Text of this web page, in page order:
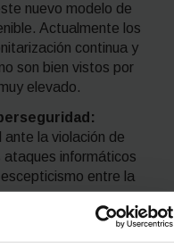
nuevo modelo de
Actualmente los
continua y
son bien vistos por
elevado.
ante la violación de
informáticos
entre la